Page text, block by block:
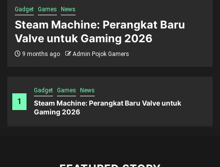
1
Gadget Games News
Steam Machine: Perangkat Baru Valve untuk
Gaming 2026
Gadget Games News
Steam Machine: Perangkat Baru
Valve untuk Gaming 2026
9 months ago Admin Pojok Gamers